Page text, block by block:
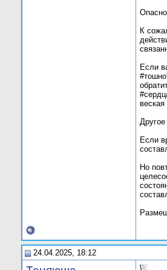
К
Если
Если
Но
24.04.2025, 18:12